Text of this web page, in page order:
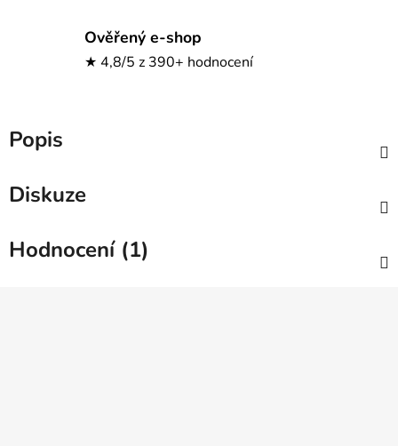
Ověřený e-shop
★ 4,8/5 z 390+ hodnocení
Popis
Diskuze
Hodnocení (1)